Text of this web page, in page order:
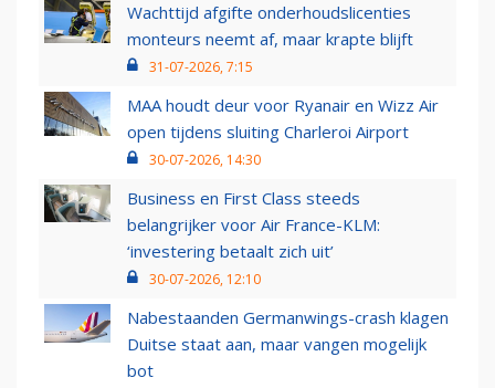
Wachttijd afgifte onderhoudslicenties
monteurs neemt af, maar krapte blijft
31-07-2026, 7:15
MAA houdt deur voor Ryanair en Wizz Air
open tijdens sluiting Charleroi Airport
30-07-2026, 14:30
Business en First Class steeds
belangrijker voor Air France-KLM:
‘investering betaalt zich uit’
30-07-2026, 12:10
Nabestaanden Germanwings-crash klagen
Duitse staat aan, maar vangen mogelijk
bot